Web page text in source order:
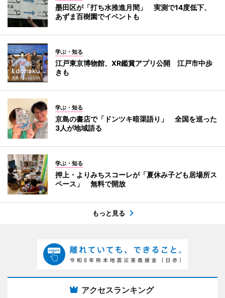
墨田区が「打ち水推進月間」 実測で14度低下、
あずま百樹園でイベントも
学ぶ・知る
江戸東京博物館、XR鑑賞アプリ公開 江戸市中歩
きも
学ぶ・知る
京島の書店で「ドンツキ暗渠語り」 全国を巡った
3人が地域語る
学ぶ・知る
押上・よりみちスコーレが「夏休み子ども居場所ス
ペース」 無料で開放
もっと見る
アクセスランキング